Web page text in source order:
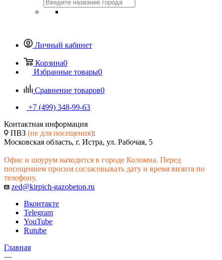
Личный кабинет
Корзина0
Избранные товары0
Сравнение товаров0
+7 (499) 348-99-63
Контактная информация
ПВЗ (не для посещения):
Московская область, г. Истра, ул. Рабочая, 5
Офис и шоурум находится в городе Коломна. Перед
посещением просим согласовывать дату и время визита по
телефону.
zed@kirpich-gazobeton.ru
Вконтакте
Telegram
YouTube
Rutube
Главная
—